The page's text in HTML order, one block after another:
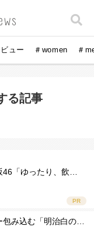
ュー ＃women ＃
る記事
「ゆったり、飲…
PR
み込む「明治白の…